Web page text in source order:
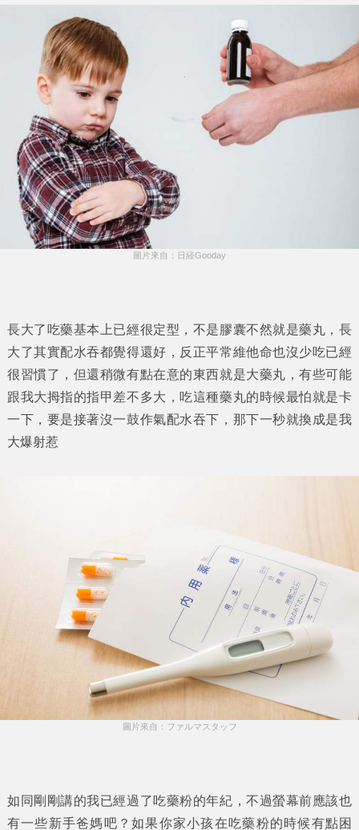
圖片來自：日経Gooday
長大了吃藥基本上已經很定型，不是膠囊不然就是藥丸，長
大了其實配水吞都覺得還好，反正平常維他命也沒少吃已經
很習慣了，但還稍微有點在意的東西就是大藥丸，有些可能
跟我大拇指的指甲差不多大，吃這種藥丸的時候最怕就是卡
一下，要是接著沒一鼓作氣配水吞下，那下一秒就換成是我
大爆射惹
圖片來自：ファルマスタッフ
如同剛剛講的我已經過了吃藥粉的年紀，不過螢幕前應該也
有一些新手爸媽吧？如果你家小孩在吃藥粉的時候有點困